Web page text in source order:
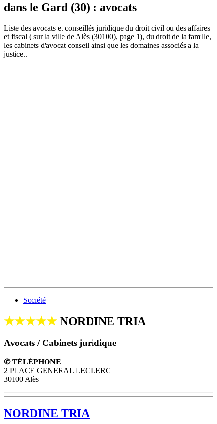
dans le Gard (30) : avocats
Liste des avocats et conseillés juridique du droit civil ou des affaires
et fiscal ( sur la ville de Alès (30100), page 1), du droit de la famille,
les cabinets d'avocat conseil ainsi que les domaines associés a la
justice..
Société
★★★★★ NORDINE TRIA
Avocats / Cabinets juridique
✆ TÉLÉPHONE
2 PLACE GENERAL LECLERC
30100 Alès
NORDINE TRIA